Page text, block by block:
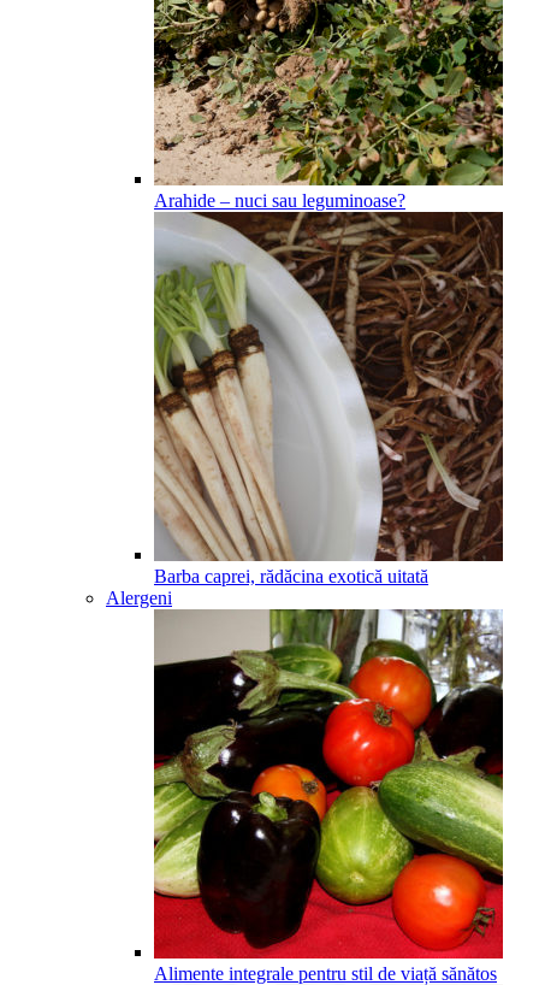
Arahide – nuci sau leguminoase?
Barba caprei, rădăcina exotică uitată
Alergeni
Alimente integrale pentru stil de viață sănătos